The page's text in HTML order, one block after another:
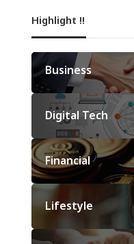
Highlight !!
Business
Digital Tech
Financial
Lifestyle